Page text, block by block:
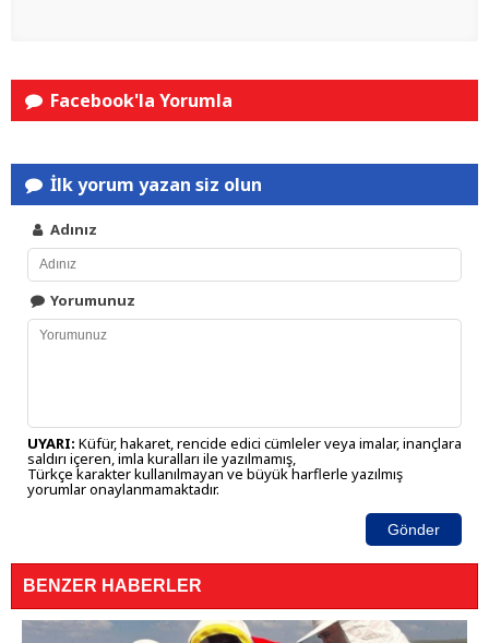
Facebook'la Yorumla
İlk yorum yazan siz olun
Adınız
Yorumunuz
UYARI: Küfür, hakaret, rencide edici cümleler veya imalar, inançlara
saldırı içeren, imla kuralları ile yazılmamış,
Türkçe karakter kullanılmayan ve büyük harflerle yazılmış
yorumlar onaylanmamaktadır.
Gönder
BENZER HABERLER